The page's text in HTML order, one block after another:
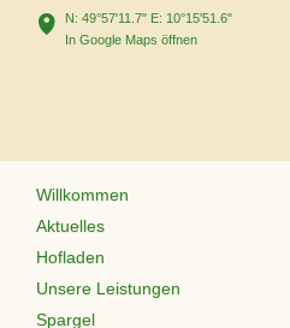
N: 49°57'11.7" E: 10°15'51.6"
In Google Maps öffnen
überspringen
Willkommen
Aktuelles
Hofladen
Unsere Leistungen
Spargel